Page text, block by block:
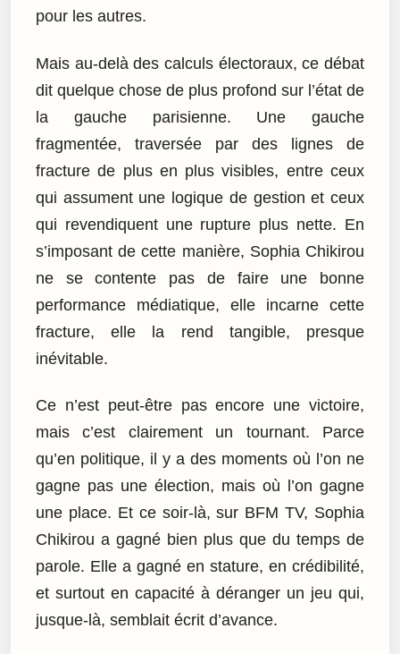
pour les autres.
Mais au-delà des calculs électoraux, ce débat
dit quelque chose de plus profond sur l’état de
la gauche parisienne. Une gauche
fragmentée, traversée par des lignes de
fracture de plus en plus visibles, entre ceux
qui assument une logique de gestion et ceux
qui revendiquent une rupture plus nette. En
s’imposant de cette manière, Sophia Chikirou
ne se contente pas de faire une bonne
performance médiatique, elle incarne cette
fracture, elle la rend tangible, presque
inévitable.
Ce n’est peut-être pas encore une victoire,
mais c’est clairement un tournant. Parce
qu’en politique, il y a des moments où l’on ne
gagne pas une élection, mais où l’on gagne
une place. Et ce soir-là, sur BFM TV, Sophia
Chikirou a gagné bien plus que du temps de
parole. Elle a gagné en stature, en crédibilité,
et surtout en capacité à déranger un jeu qui,
jusque-là, semblait écrit d’avance.